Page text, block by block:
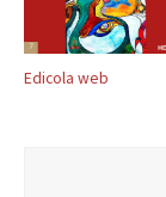
Edicola web